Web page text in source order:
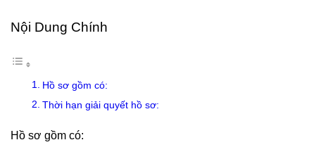
Nội Dung Chính
Hồ sơ gồm có:
Thời hạn giải quyết hồ sơ:
Hồ sơ gồm có: